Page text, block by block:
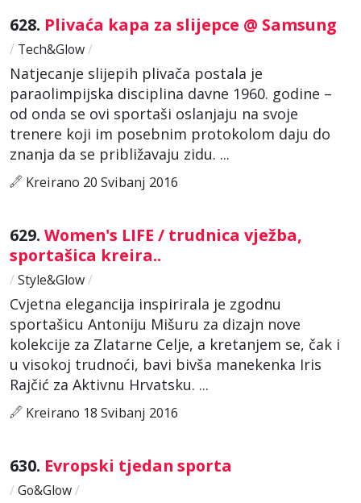
628. Plivaća kapa za slijepce @ Samsung
/ Tech&Glow/
Natjecanje slijepih plivača postala je
paraolimpijska disciplina davne 1960. godine –
od onda se ovi sportaši oslanjaju na svoje
trenere koji im posebnim protokolom daju do
znanja da se približavaju zidu. ...
Kreirano 20 Svibanj 2016
629. Women's LIFE / trudnica vježba,
sportašica kreira..
/ Style&Glow/
Cvjetna elegancija inspirirala je zgodnu
sportašicu Antoniju Mišuru za dizajn nove
kolekcije za Zlatarne Celje, a kretanjem se, čak i
u visokoj trudnoći, bavi bivša manekenka Iris
Rajčić za Aktivnu Hrvatsku. ...
Kreirano 18 Svibanj 2016
630. Evropski tjedan sporta
/ Go&Glow/